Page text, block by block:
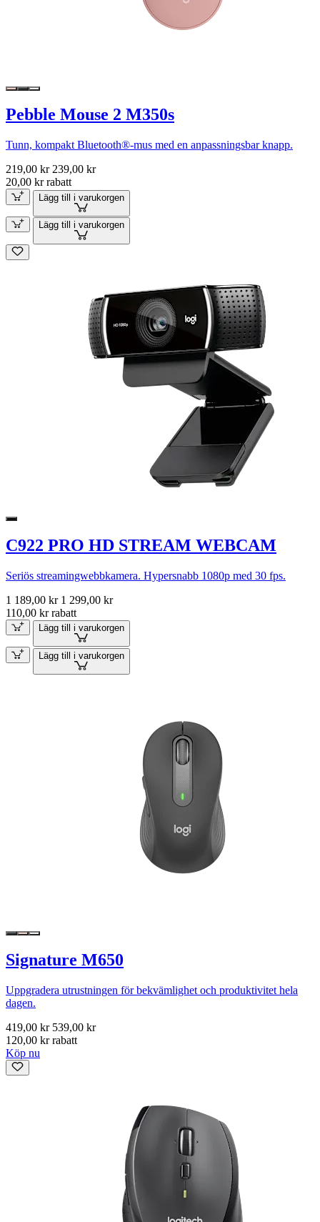
Pebble Mouse 2 M350s
Tunn, kompakt Bluetooth®-mus med en anpassningsbar knapp.
219,00 kr 239,00 kr
20,00 kr rabatt
Lägg till i varukorgen
Lägg till i varukorgen
C922 PRO HD STREAM WEBCAM
Seriös streamingwebbkamera. Hypersnabb 1080p med 30 fps.
1 189,00 kr 1 299,00 kr
110,00 kr rabatt
Lägg till i varukorgen
Lägg till i varukorgen
Signature M650
Uppgradera utrustningen för bekvämlighet och produktivitet hela
dagen.
419,00 kr 539,00 kr
120,00 kr rabatt
Köp nu